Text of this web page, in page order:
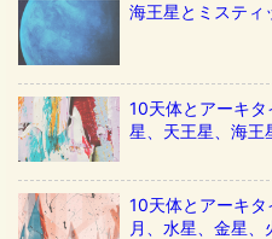
海王星とミスティ
10天体とアーキ
星、天王星、海王
10天体とアーキ
月、水星、金星、